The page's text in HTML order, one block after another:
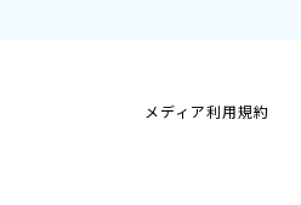
メディア利用規約